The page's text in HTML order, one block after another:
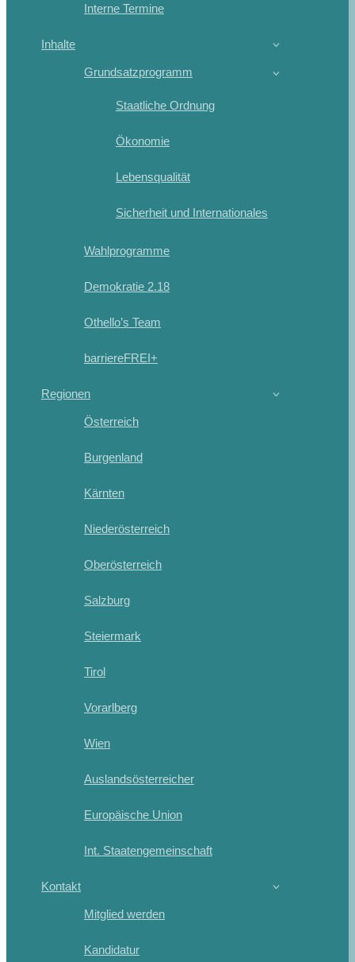
Interne Termine
Inhalte
Grundsatzprogramm
Staatliche Ordnung
Ökonomie
Lebensqualität
Sicherheit und Internationales
Wahlprogramme
Demokratie 2.18
Othello’s Team
barriereFREI+
Regionen
Österreich
Burgenland
Kärnten
Niederösterreich
Oberösterreich
Salzburg
Steiermark
Tirol
Vorarlberg
Wien
Auslandsösterreicher
Europäische Union
Int. Staatengemeinschaft
Kontakt
Mitglied werden
Kandidatur